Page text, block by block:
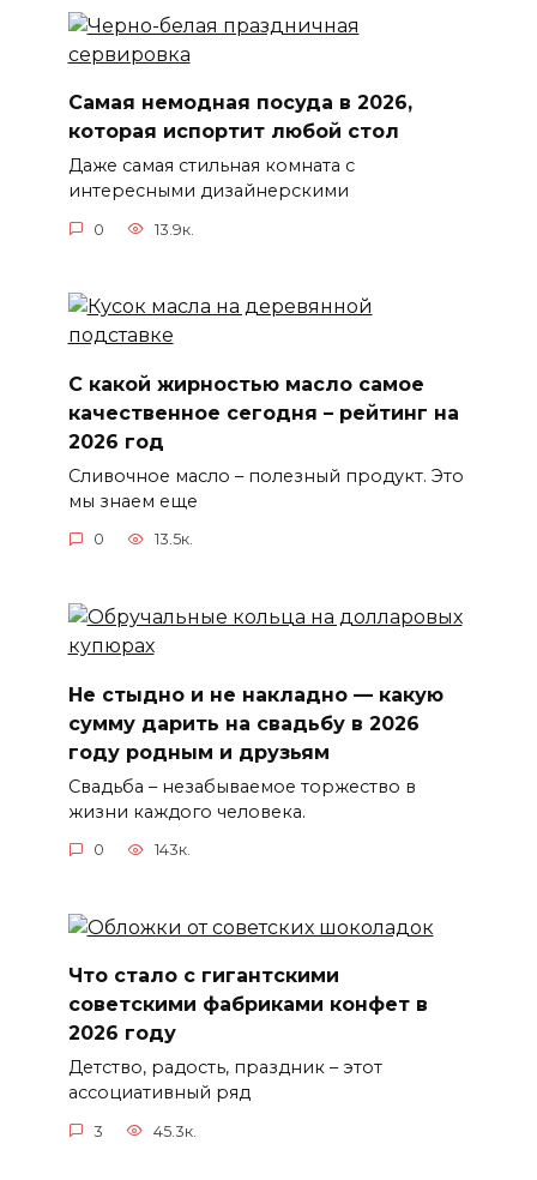
Самая немодная посуда в 2026,
которая испортит любой стол
Даже самая стильная комната с
интересными дизайнерскими
0 13.9к.
С какой жирностью масло самое
качественное сегодня – рейтинг на
2026 год
Сливочное масло – полезный продукт. Это
мы знаем еще
0 13.5к.
Не стыдно и не накладно — какую
сумму дарить на свадьбу в 2026
году родным и друзьям
Свадьба – незабываемое торжество в
жизни каждого человека.
0 143к.
Что стало с гигантскими
советскими фабриками конфет в
2026 году
Детство, радость, праздник – этот
ассоциативный ряд
3 45.3к.